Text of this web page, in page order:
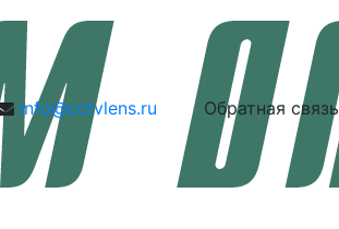
info@cctvlens.ru Обратная связь